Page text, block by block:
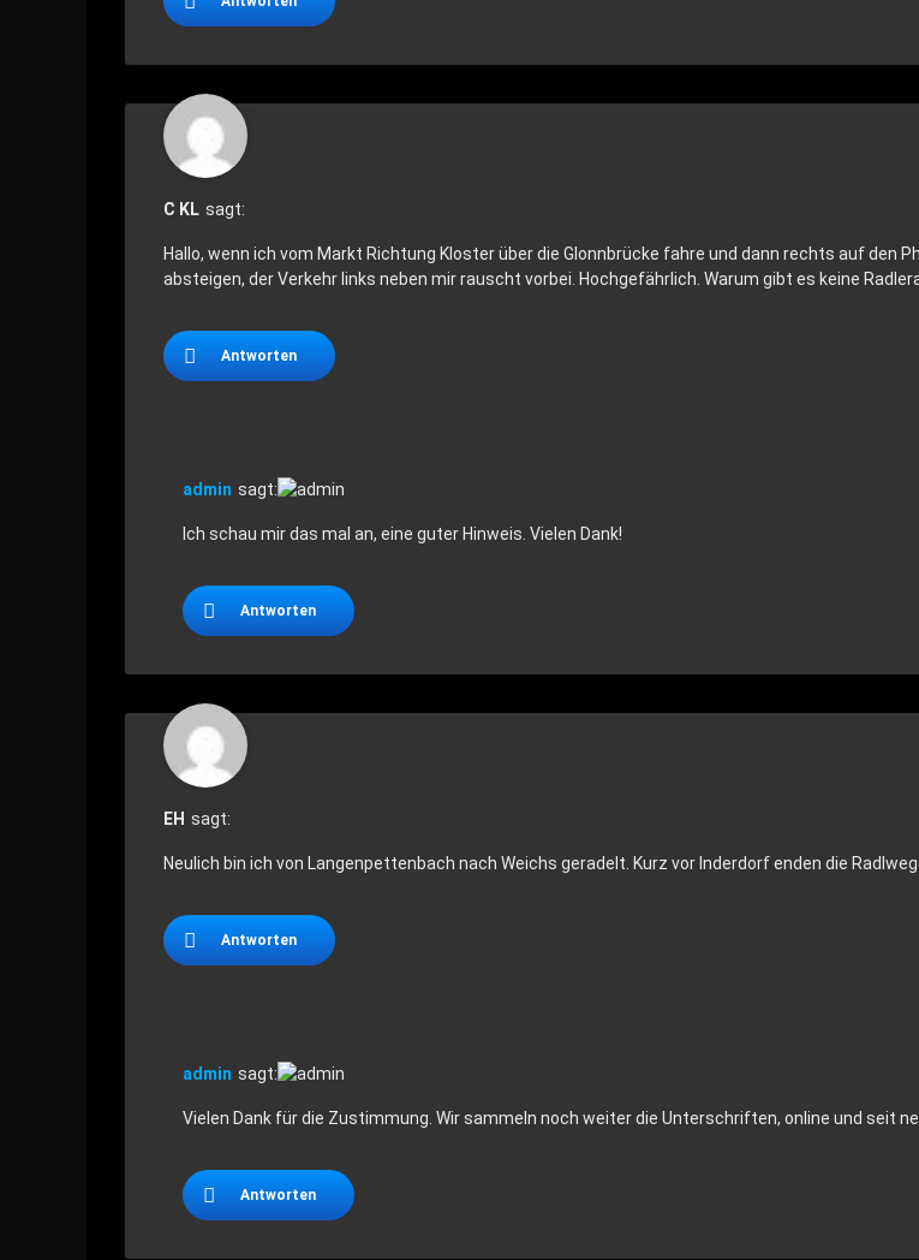
C KL sagt:
Hallo, wenn ich vom Markt Richtung Kloster über die Glonnbrücke fahre und dann rechts auf den
absteigen, der Verkehr links neben mir rauscht vorbei. Hochgefährlich. Warum gibt es keine
Antworten
admin sagt:
Ich schau mir das mal an, eine guter Hinweis. Vielen Dank!
Antworten
EH sagt:
Neulich bin ich von Langenpettenbach nach Weichs geradelt. Kurz vor Inderdorf enden die
Antworten
admin sagt:
Vielen Dank für die Zustimmung. Wir sammeln noch weiter die Unterschriften, online und seit
Antworten